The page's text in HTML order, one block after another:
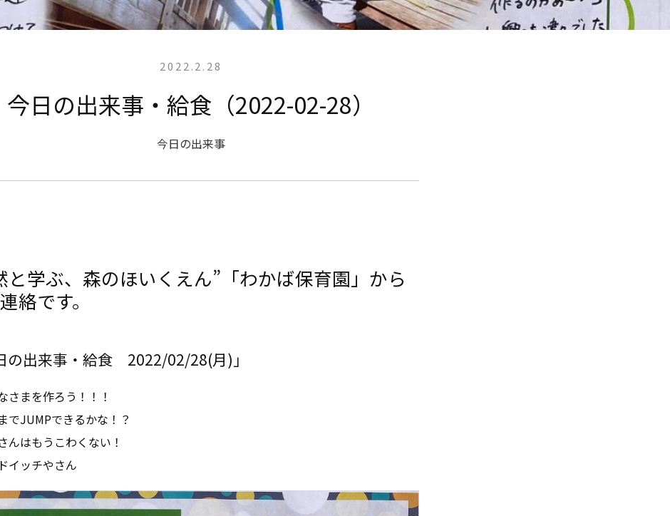
2022.2.28
今日の出来事・給食（2022-02-28）
今日の出来事
と学ぶ、森のほいくえん”「わかば保育園」から
絡です。
の出来事・給食 2022/02/28(月)」
さまを作ろう！！！
でJUMPできるかな！？
んはもうこわくない！
イッチやさん